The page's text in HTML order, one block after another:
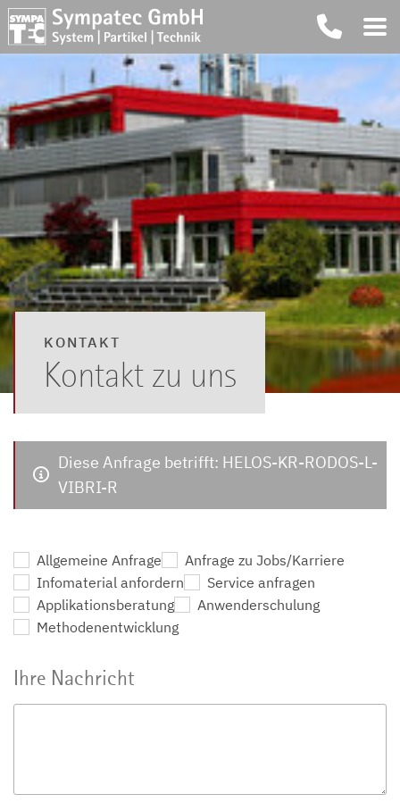
KONTAKT
Kontakt zu uns
Diese Anfrage betrifft: HELOS-KR-RODOS-L-
VIBRI-R
Allgemeine Anfrage
Anfrage zu Jobs/Karriere
Infomaterial anfordern
Service anfragen
Applikationsberatung
Anwenderschulung
Methodenentwicklung
Ihre Nachricht